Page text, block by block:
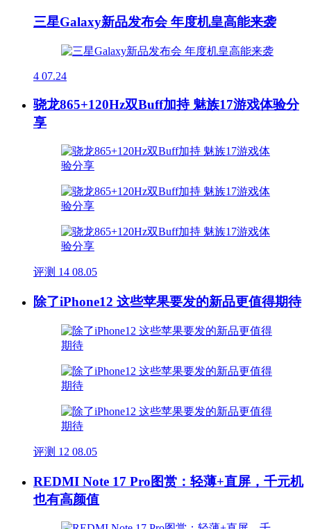
三星Galaxy新品发布会 年度机皇高能来袭
4 07.24
骁龙865+120Hz双Buff加持 魅族17游戏体验分
享
评测 14 08.05
除了iPhone12 这些苹果要发的新品更值得期待
评测 12 08.05
REDMI Note 17 Pro图赏：轻薄+直屏，千元机
也有高颜值